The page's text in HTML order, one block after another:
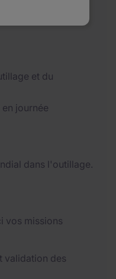
et du
journée
dans l'outillage.
vos missions
validation des